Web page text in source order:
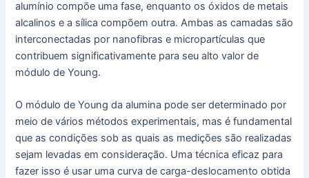
alumínio compõe uma fase, enquanto os óxidos de metais
alcalinos e a sílica compõem outra. Ambas as camadas são
interconectadas por nanofibras e micropartículas que
contribuem significativamente para seu alto valor de
módulo de Young.
O módulo de Young da alumina pode ser determinado por
meio de vários métodos experimentais, mas é fundamental
que as condições sob as quais as medições são realizadas
sejam levadas em consideração. Uma técnica eficaz para
fazer isso é usar uma curva de carga-deslocamento obtida